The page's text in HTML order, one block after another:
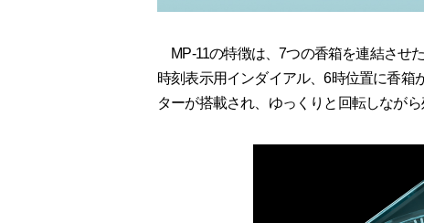
MP-11の特徴は、7つの香箱を連結させ
時刻表示用インダイアル、6時位置に香箱
ターが搭載され、ゆっくりと回転しながら